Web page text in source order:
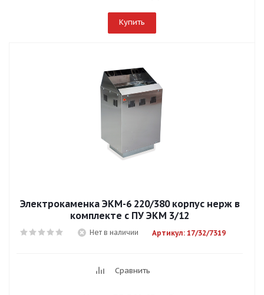
Купить
Электрокаменка ЭКМ-6 220/380 корпус нерж в
комплекте с ПУ ЭКМ 3/12
Нет в наличии Артикул: 17/32/7319
Сравнить